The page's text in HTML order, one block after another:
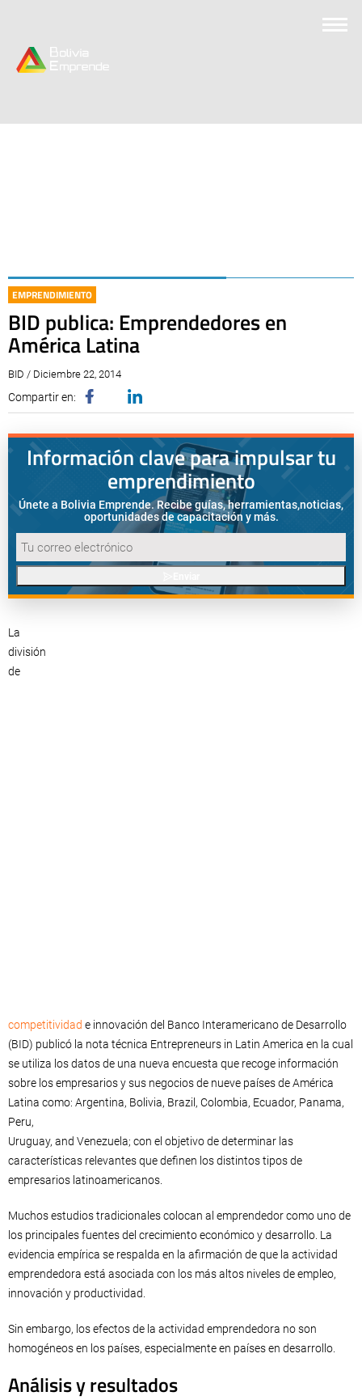
EMPRENDIMIENTO
BID publica: Emprendedores en
América Latina
BID / Diciembre 22, 2014
Compartir en:
Información clave para impulsar tu
emprendimiento
Únete a Bolivia Emprende. Recibe guías, herramientas,noticias,
oportunidades de capacitación y más.
La
división
de
competitividad e innovación del Banco Interamericano de Desarrollo
(BID) publicó la nota técnica Entrepreneurs in Latin America en la cual
se utiliza los datos de una nueva encuesta que recoge información
sobre los empresarios y sus negocios de nueve países de América
Latina como: Argentina, Bolivia, Brazil, Colombia, Ecuador, Panama,
Peru,
Uruguay, and Venezuela; con el objetivo de determinar las
características relevantes que definen los distintos tipos de
empresarios latinoamericanos.
Muchos estudios tradicionales colocan al emprendedor como uno de
los principales fuentes del crecimiento económico y desarrollo. La
evidencia empírica se respalda en la afirmación de que la actividad
emprendedora está asociada con los más altos niveles de empleo,
innovación y productividad.
Sin embargo, los efectos de la actividad emprendedora no son
homogéneos en los países, especialmente en países en desarrollo.
Análisis y resultados